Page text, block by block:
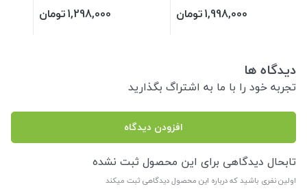
1,998,000تومان 1,298,000تومان
دیدگاه ها
تجربه خود را با ما به اشتراگ بگذارید
افزودن دیدگاه
تابحال دیدگاهی برای این محصول ثبت نشده
اولین نفری باشید که درباره این محصول دیدگاهی ثبت میکند